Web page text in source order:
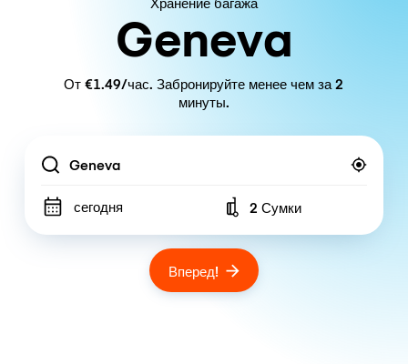
Geneva
От €1.49/час. Забронируйте менее чем за 2
минуты.
Location
сегодня Number of bags
2 Сумки
Вперед!